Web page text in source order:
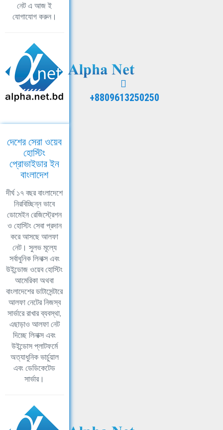
নেট এ আজ ই
যোগাযোগ করুন।
+8809613250250
দেশের সেরা ওয়েব
হোস্টিং
প্রোভাইডার ইন
বাংলাদেশ
দীর্ঘ ১৭ বছর বাংলাদেশে
নিরবিচ্ছিন্ন ভাবে
ডোমেইন রেজিস্ট্রেশন
ও হোস্টিং সেবা প্রদান
করে আসছে আলফা
নেট। সুলভ মূল্যে
সর্বাধুনিক লিনাক্স এবং
উইন্ডোজ ওয়েব হোস্টিং
আমেরিকা অথবা
বাংলাদেশের ডাটাসেন্টারে
আলফা নেটের নিজস্ব
সার্ভারে রাখার ব্যবস্থা,
এছাড়াও আলফা নেট
দিচ্ছে লিনাক্স এবং
উইন্ডোস প্লাটফর্মে
অত্যাধুনিক ভার্চুয়াল
এবং ডেডিকেটেড
সার্ভার।